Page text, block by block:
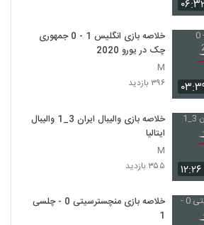
خلاصه بازی انگلیس 1 - 0 جمهوری
چک در یورو 2020
M
۳۹۶ بازدید
۱۲:۲۶
خلاصه بازی والیبال ایران 3_1 والیبال
ایتالیا
M
۳۵۵ بازدید
خلاصه بازی منچسترسیتی 0 - چلسی
1